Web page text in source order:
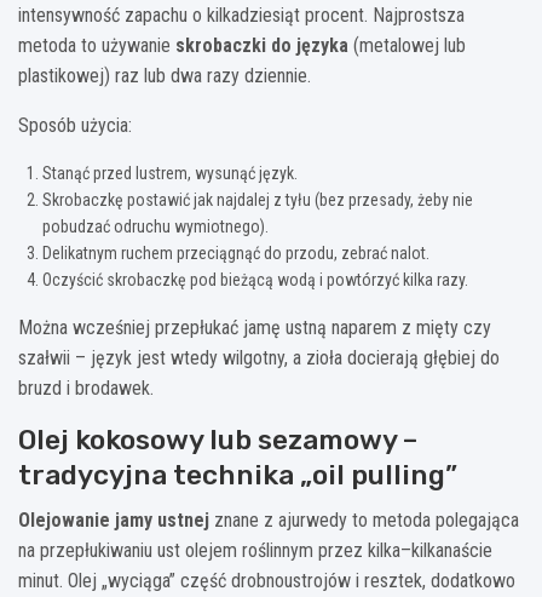
intensywność zapachu o kilkadziesiąt procent. Najprostsza
metoda to używanie skrobaczki do języka (metalowej lub
plastikowej) raz lub dwa razy dziennie.
Sposób użycia:
Stanąć przed lustrem, wysunąć język.
Skrobaczkę postawić jak najdalej z tyłu (bez przesady, żeby nie
pobudzać odruchu wymiotnego).
Delikatnym ruchem przeciągnąć do przodu, zebrać nalot.
Oczyścić skrobaczkę pod bieżącą wodą i powtórzyć kilka razy.
Można wcześniej przepłukać jamę ustną naparem z mięty czy
szałwii – język jest wtedy wilgotny, a zioła docierają głębiej do
bruzd i brodawek.
Olej kokosowy lub sezamowy –
tradycyjna technika „oil pulling”
Olejowanie jamy ustnej znane z ajurwedy to metoda polegająca
na przepłukiwaniu ust olejem roślinnym przez kilka–kilkanaście
minut. Olej „wyciąga” część drobnoustrojów i resztek, dodatkowo